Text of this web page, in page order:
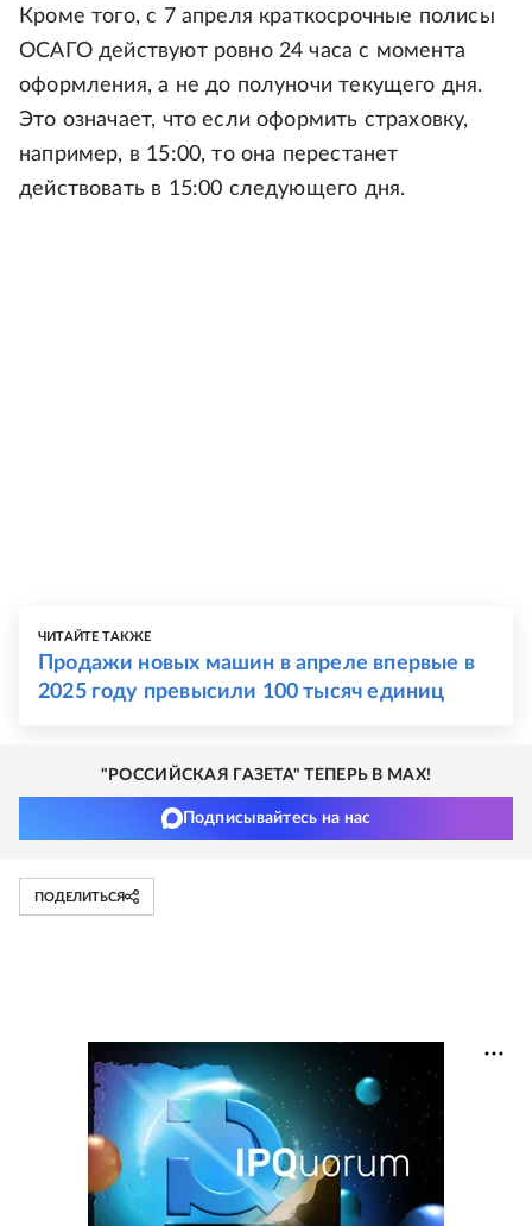
Кроме того, с 7 апреля краткосрочные полисы
ОСАГО действуют ровно 24 часа с момента
оформления, а не до полуночи текущего дня.
Это означает, что если оформить страховку,
например, в 15:00, то она перестанет
действовать в 15:00 следующего дня.
ЧИТАЙТЕ ТАКЖЕ
Продажи новых машин в апреле впервые в
2025 году превысили 100 тысяч единиц
"РОССИЙСКАЯ ГАЗЕТА" ТЕПЕРЬ В MAX!
Подписывайтесь на нас
ПОДЕЛИТЬСЯ